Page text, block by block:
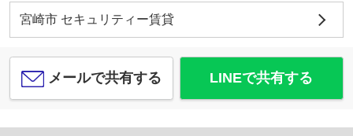
宮崎市 セキュリティー賃貸
メールで共有する LINEで共有する